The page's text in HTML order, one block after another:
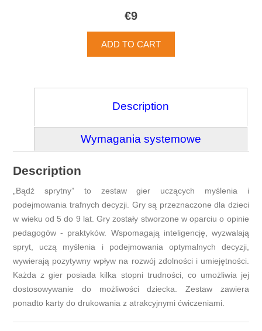
€9
Description
Wymagania systemowe
Description
„Bądź sprytny” to zestaw gier uczących myślenia i
podejmowania trafnych decyzji. Gry są przeznaczone dla dzieci
w wieku od 5 do 9 lat. Gry zostały stworzone w oparciu o opinie
pedagogów - praktyków. Wspomagają inteligencję, wyzwalają
spryt, uczą myślenia i podejmowania optymalnych decyzji,
wywierają pozytywny wpływ na rozwój zdolności i umiejętności.
Każda z gier posiada kilka stopni trudności, co umożliwia jej
dostosowywanie do możliwości dziecka. Zestaw zawiera
ponadto karty do drukowania z atrakcyjnymi ćwiczeniami.